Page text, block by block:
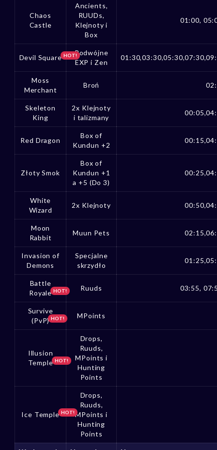
Chaos
Castle
Ancients,
RUUDs,
Klejnoty i
Box
01:00,
Devil Square HOT!Podwójne
EXP i Zen
Moss
Merchant
Broń
Skeleton
King
2x Klejnoty
i talizmany
Red Dragon
Box of
Kundun +2
Złoty Smok
Box of
Kundun +1
a +5 (Do 3)
White
Wizard
2x Klejnoty
Moon
Rabbit
Muun Pets
Invasion of
Demons
Specjalne
skrzydło
Battle
Royale HOT! Ruuds 03:55,
Survive
(PvP) HOT! MPoints
Illusion
Temple HOT!
Drops,
Ruuds,
MPoints i
Hunting
Points
Ice Temple HOT!
Drops,
Ruuds,
MPoints i
Hunting
Points